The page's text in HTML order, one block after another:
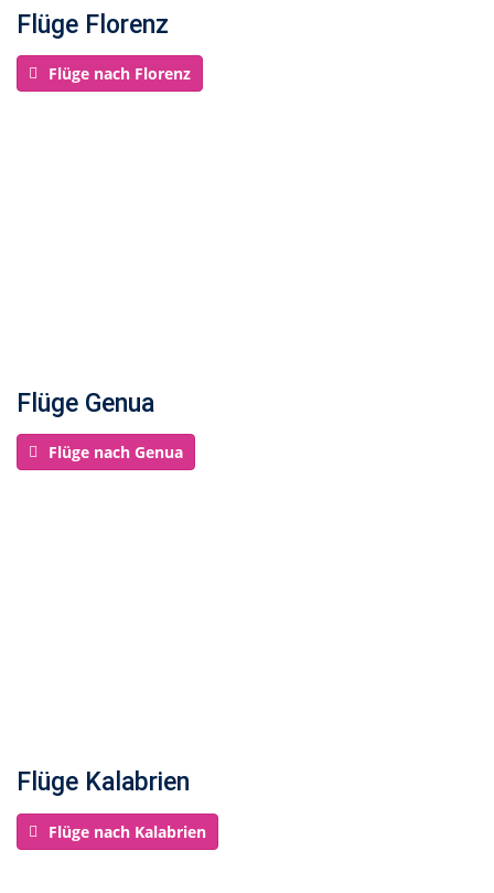
Flüge Florenz
Flüge nach Florenz
Flüge Genua
Flüge nach Genua
Flüge Kalabrien
Flüge nach Kalabrien